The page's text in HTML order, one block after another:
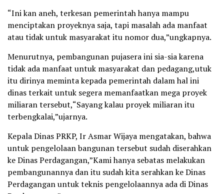
“Ini kan aneh, terkesan pemerintah hanya mampu
menciptakan proyeknya saja, tapi masalah ada manfaat
atau tidak untuk masyarakat itu nomor dua,”ungkapnya.
Menurutnya, pembangunan pujasera ini sia-sia karena
tidak ada manfaat untuk masyarakat dan pedagang,utuk
itu dirinya meminta kepada pemerintah dalam hal ini
dinas terkait untuk segera memanfaatkan mega proyek
miliaran tersebut,“Sayang kalau proyek miliaran itu
terbengkalai,”ujarnya.
Kepala Dinas PRKP, Ir Asmar Wijaya mengatakan, bahwa
untuk pengelolaan bangunan tersebut sudah diserahkan
ke Dinas Perdagangan,”Kami hanya sebatas melakukan
pembangunannya dan itu sudah kita serahkan ke Dinas
Perdagangan untuk teknis pengelolaannya ada di Dinas